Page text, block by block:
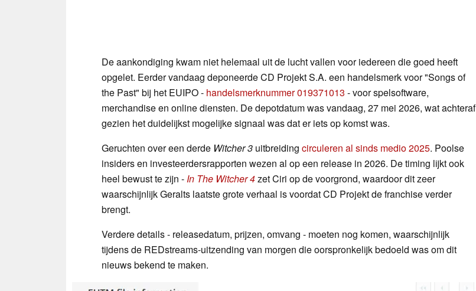
De aankondiging kwam niet helemaal uit de lucht vallen voor iedereen die goed heeft
opgelet. Eerder vandaag deponeerde CD Projekt S.A. een handelsmerk voor "Songs of
the Past" bij het EUIPO - handelsmerknummer 019371013 - voor spelsoftware,
merchandise en online diensten. De depotdatum was vandaag, 27 mei 2026, wat achteraf
gezien het duidelijkst mogelijke signaal was dat er iets op komst was.
Geruchten over een derde Witcher 3 uitbreiding circuleren al sinds medio 2025. Poolse
insiders en investeerdersrapporten wezen al op een release in 2026. De timing lijkt ook
heel bewust te zijn -In The Witcher 4zet Ciri op de voorgrond, waardoor dit zeer
waarschijnlijk Geralts laatste grote verhaal is voordat CD Projekt de franchise verder
brengt.
Verdere details - releasedatum, prijzen, omvang - moeten nog komen, waarschijnlijk
tijdens de REDstreams-uitzending van morgen die oorspronkelijk bedoeld was om dit
nieuws bekend te maken.